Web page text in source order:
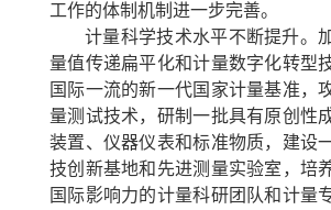
工作的体制机制进一步完善。
计量科学技术水平不断提升。
量值传递扁平化和计量数字化转型
国际一流的新一代国家计量基准，
量测试技术，研制一批具有原创性
装置、仪器仪表和标准物质，建设
技创新基地和先进测量实验室，培
国际影响力的计量科研团队和计量